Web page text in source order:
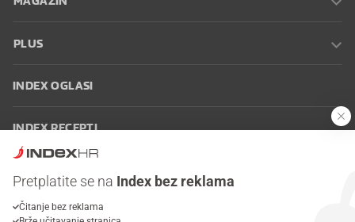
PLUS
INDEX OGLASI
INDEX RECEPTI
Oglašavanje Zaposli se na Indexu
Pretplatite se na Index bez reklama
Čitanje bez reklama